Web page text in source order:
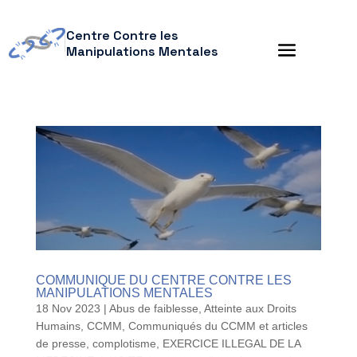
Centre Contre les
Manipulations Mentales
COMMUNIQUE DU CENTRE CONTRE LES
MANIPULATIONS MENTALES
18 Nov 2023 | Abus de faiblesse Atteinte aux Droits
Humains, CCMM Communiqués du CCMM et articles
de presse complotisme
EXERCICE ILLEGAL DE LA